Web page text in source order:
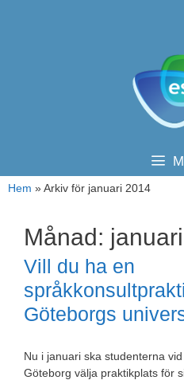
Hem »Arkiv för januari 2014
Månad:
Vill du ha en
Göteborgs
Nu i januari ska studenterna
Göteborg välja praktikplats för